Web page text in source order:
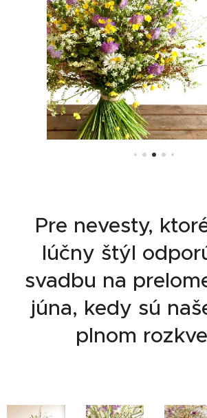
Pre nevesty,
lúčny štýl
svadbu na
júna, kedy sú
plnom